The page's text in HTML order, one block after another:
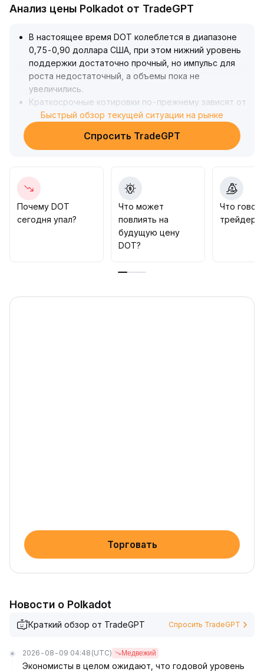
Анализ цены Polkadot от TradeGPT
В настоящее время DOT колеблется в диапазоне
0,75-0,90 доллара США, при этом нижний уровень
поддержки достаточно прочный, но импульс для
роста недостаточный, а объемы пока не
увеличились.
Краткосрочные котировки по-прежнему зависят от
колебаний глобального аппетита к риску; если не
удастся пробить зону сопротивления в 0,90
доллара на увеличенных объемах, разворот
выжидательную позицию и дождаться
подтвержденного пробоя отметки 0,90 доллара с
восстановлением объёмов перед среднесрочным
размещением
Затем цель можно сместить к 1,22 доллара
Быстрый обзор текущей ситуации на рынке
Спросить TradeGPT
Почему DOT
сегодня упал?
Что может
повлиять на
будущую цену
DOT?
Что
трейдеры
Торговать
Новости о Polkadot
Краткий обзор от TradeGPT Спросить TradeGPT
2026-08-09 04:48 (UTC) Медвежий
Экономисты в целом ожидают, что годовой уровень